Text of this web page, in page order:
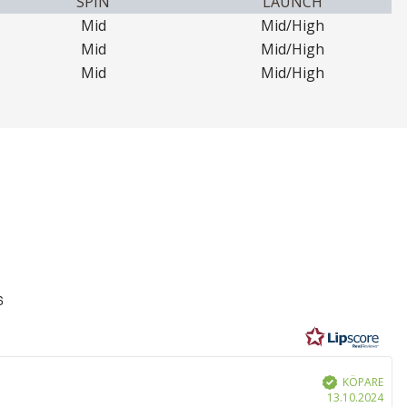
Mid
Mid/High
Mid
Mid/High
Mid Mid/High
Bekräftad
KÖPARE
13.10.2024